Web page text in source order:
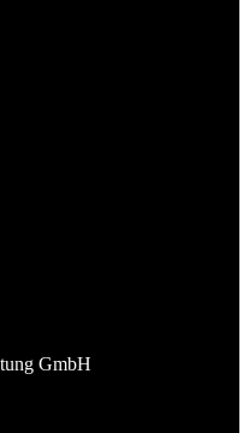
GmbH